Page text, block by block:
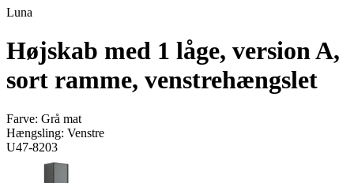
Luna
Højskab med 1 låge, version A,
sort ramme, venstrehængslet
Farve: Grå mat
Hængsling: Venstre
U47-8203